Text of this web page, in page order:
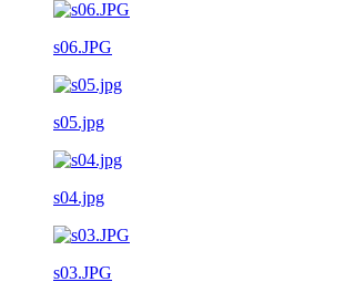
s06.JPG
s05.jpg
s04.jpg
s03.JPG